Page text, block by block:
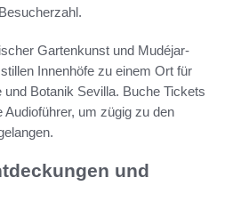
Gartenkunst und Mudéjar-
Innenhöfe zu einem Ort für
und Botanik Sevilla. Buche Tickets
Audioführer, um zügig zu den
und